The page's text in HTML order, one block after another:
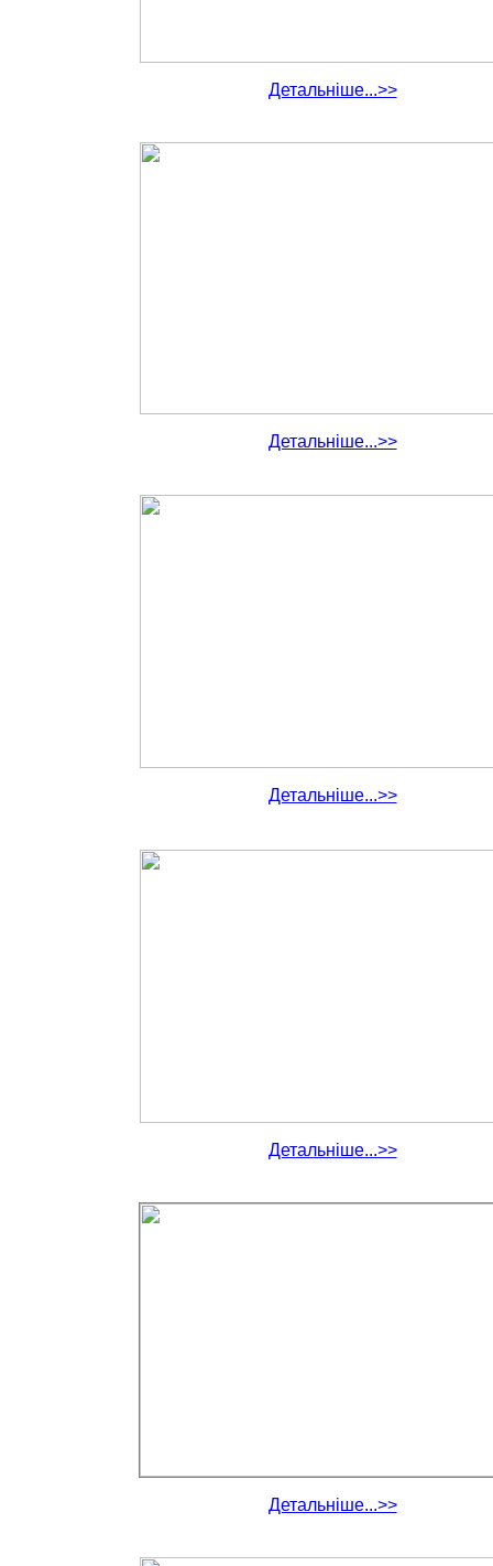
Детальніше...>>
Детальніше...>>
Детальніше...>>
Детальніше...>>
Детальніше...>>